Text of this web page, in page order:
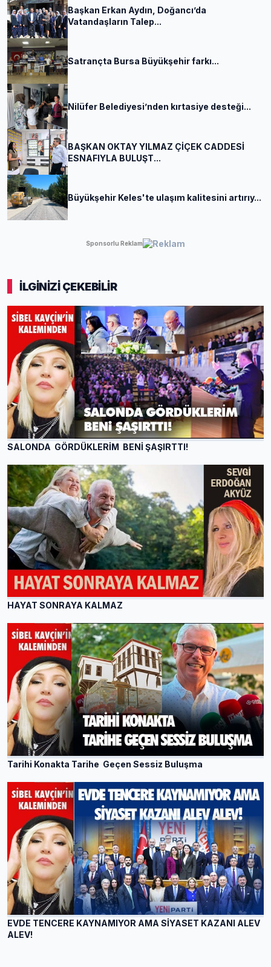
Başkan Erkan Aydın, Doğancı’da
Vatandaşların Talep...
Satrançta Bursa Büyükşehir farkı...
Nilüfer Belediyesi’nden kırtasiye desteği...
BAŞKAN OKTAY YILMAZ ÇİÇEK CADDESİ
ESNAFIYLA BULUŞT...
Büyükşehir Keles'te ulaşım kalitesini artırıy...
Sponsorlu Reklam
İLGİNİZİ ÇEKEBİLİR
SALONDA GÖRDÜKLERİM BENİ ŞAŞIRTTI!
HAYAT SONRAYA KALMAZ
Tarihi Konakta Tarihe Geçen Sessiz Buluşma
EVDE TENCERE KAYNAMIYOR AMA SİYASET KAZANI ALEV
ALEV!